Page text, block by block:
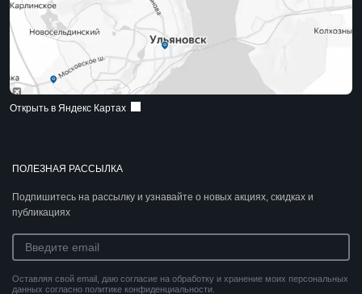
ПОЛЕЗНАЯ РАССЫЛКА
Подпишитесь на рассылку и узнавайте о новых акциях, скидках и
публикациях
Оставляя свой email, даю согласие на обработку и хранение моих персональных
данных согласно политике конфиденциальности.
Открыть в Яндекс Картах